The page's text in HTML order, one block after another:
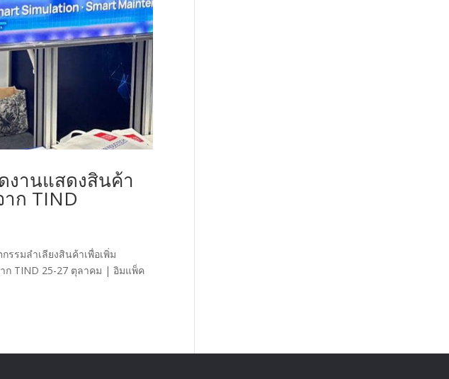
งานแสดงสินค้า
ก TIND
รมลำเลียงสินค้าเพื่อเพิ่ม
ก TIND 25-27 ตุลาคม | อิมแพ็ค